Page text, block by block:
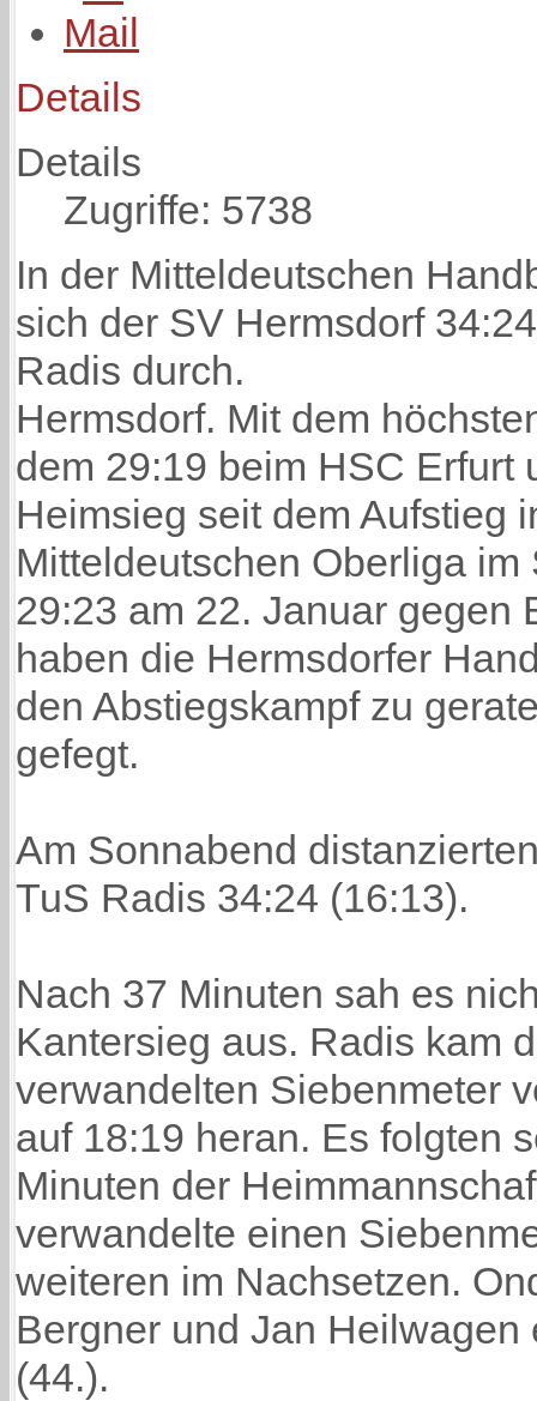
Details
Details
Zugriffe: 5738
In der Mitteldeutschen
sich der SV Hermsdorf
Radis durch.
Hermsdorf. Mit dem
dem 29:19 beim HSC Erfurt
Heimsieg seit dem Aufstieg
Mitteldeutschen Oberliga
29:23 am 22. Januar gegen
haben die Hermsdorfer
den Abstiegskampf zu
gefegt.
Am Sonnabend
TuS Radis 34:24 (16:13).
Nach 37 Minuten sah es
Kantersieg aus. Radis kam
verwandelten Siebenmeter
auf 18:19 heran. Es folgten
Minuten der
verwandelte einen
weiteren im Nachsetzen.
Bergner und Jan Heilwagen
(44.).